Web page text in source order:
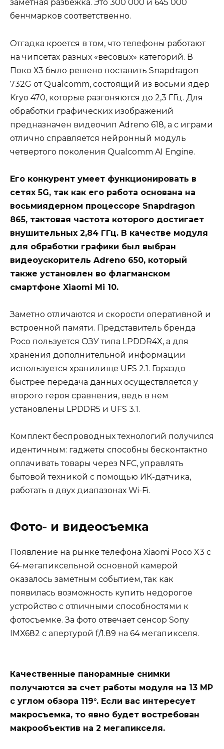
заметная разбежка. Это 300 000 и 645 000
бенчмарков соответственно.
Отгадка кроется в том, что телефоны работают
на чипсетах разных «весовых» категорий. В
Поко Х3 было решено поставить Snapdragon
732G от Qualcomm, состоящий из восьми ядер
Kryo 470, которые разгоняются до 2,3 ГГц. Для
обработки графических изображений
предназначен видеочип Adreno 618, а с играми
отлично справляется нейронный модуль
четвертого поколения Qualcomm AI Engine.
Его конкурент умеет функционировать в
сетях 5G, так как его работа основана на
восьмиядерном процессоре Snapdragon
865, тактовая частота которого достигает
внушительных 2,84 ГГц. В качестве модуля
для обработки графики был выбран
видеоускоритель Adreno 650, который
также установлен во флагманском
смартфоне Xiaomi Mi 10.
Заметно отличаются и скорости оперативной и
встроенной памяти. Представитель бренда
Poco пользуется ОЗУ типа LPDDR4X, а для
хранения дополнительной информации
используется хранилище UFS 2.1. Гораздо
быстрее передача данных осуществляется у
второго героя сравнения, ведь в нем
установлены LPDDR5 и UFS 3.1.
Комплект беспроводных технологий получился
идентичным: гаджеты способны бесконтактно
оплачивать товары через NFC, управлять
бытовой техникой с помощью ИК-датчика,
работать в двух диапазонах Wi-Fi.
Фото- и видеосъемка
Появление на рынке телефона Xiaomi Poco X3 c
64-мегапиксельной основной камерой
оказалось заметным событием, так как
появилась возможность купить недорогое
устройство с отличными способностями к
фотосъемке. За фото отвечает сенсор Sony
IMX682 с апертурой f/1.89 на 64 мегапикселя.
Качественные панорамные снимки
получаются за счет работы модуля на 13 МР
с углом обзора 119°. Если вас интересует
макросъемка, то явно будет востребован
макрообъектив на 2 мегапикселя.